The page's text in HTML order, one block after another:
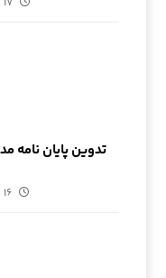
تدوین پایان نامه
۱۶ مرداد ۱۴۰۵